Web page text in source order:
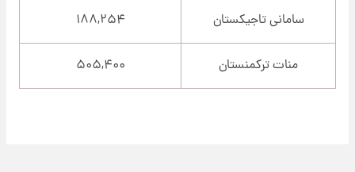
سامانی تاجیکستان ۱۸۸,۲۵۴
منات ترکمنستان ۵۰۵,۴۰۰